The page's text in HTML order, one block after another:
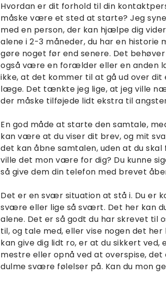
Hvordan er dit forhold til din
måske være et sted at starte? Jeg
med en person, der kan hjælpe dig
alene i 2-3 måneder, du har en
gøre noget før end senere. Det
også være en forælder eller en anden
ikke, at det kommer til at gå ud over
læge. Det tænkte jeg lige, at jeg ville
der måske tilføjede lidt ekstra til
En god måde at starte den samtale,
kan være at du viser dit brev, og mit
det kan åbne samtalen, uden at du skal
ville det mon være for dig? Du kunne
så give dem din telefon med brevet
Det er en svær situation at stå i. Du er
svære eller lige så svært. Det her kan
alene. Det er så godt du har skrevet til
til, og tale med, eller vise nogen det
kan give dig lidt ro, er at du sikkert
mestre eller opnå ved at overspise,
dulme svære følelser på. Kan du mon